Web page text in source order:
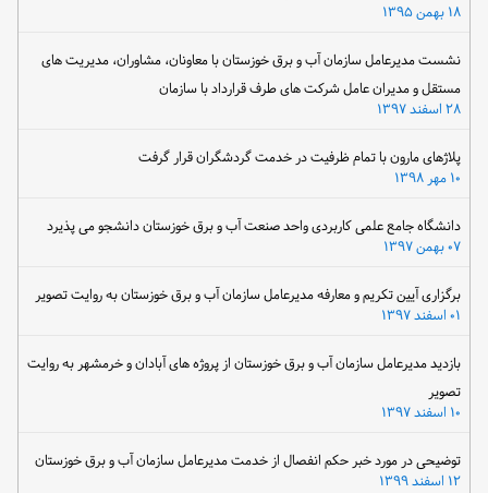
۱۸ بهمن ۱۳۹۵
نشست مدیرعامل سازمان آب و برق خوزستان با معاونان، مشاوران، مدیریت های
مستقل و مدیران عامل شرکت های طرف قرارداد با سازمان
۲۸ اسفند ۱۳۹۷
پلاژهای مارون با تمام ظرفیت در خدمت گردشگران قرار گرفت
دانشگاه جامع علمی کاربردی واحد صنعت آب و برق خوزستان دانشجو می پذیرد
۰۷ بهمن ۱۳۹۷
برگزاری آیین تکریم و معارفه مدیرعامل سازمان آب و برق خوزستان به روایت تصویر
بازدید مدیرعامل سازمان آب و برق خوزستان از پروژه های آبادان و خرمشهر به روایت
تصویر
توضیحی در مورد خبر حکم انفصال از خدمت مدیرعامل سازمان آب و برق خوزستان
۱۲ اسفند ۱۳۹۹